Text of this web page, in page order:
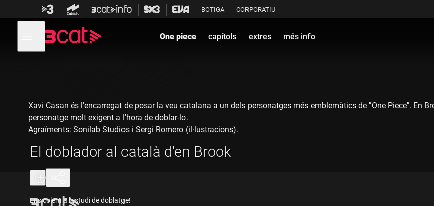
contingut
BOTIGA CORPORATIU
menú
de
One piece capítols extres més info
El doblador al català d'en Brook
Ens colem a l'estudi de doblatge!
Xavi Casan és l'encarregat de posar la veu catalana a un dels personatges més emblemàtics de "One Piece". En
personatge molt exigent a l'hora de doblar-lo.
Agraïments: Sonilab Studios i Sergi Romero (il·lustracions).